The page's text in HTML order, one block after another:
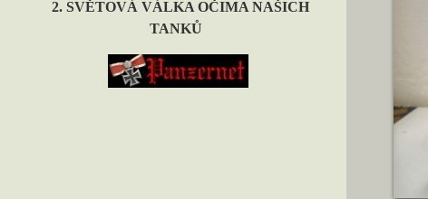
2. SVĚTOVÁ VÁLKA OČIMA NAŠICH
TANKŮ